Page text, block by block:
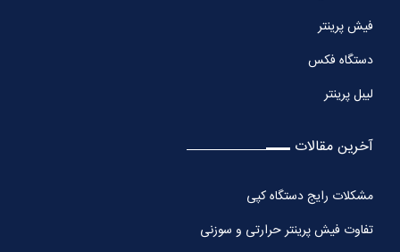
فیش پرینتر
دستگاه فکس
لیبل پرینتر
آخرین مقالات
مشکلات رایج دستگاه کپی
تفاوت فیش پرینتر حرارتی و سوزنی